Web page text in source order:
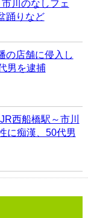
川のなしフェ
踊りなど
の店舗に侵入し
男を逮捕
西船橋駅～市川
に痴漢、50代男